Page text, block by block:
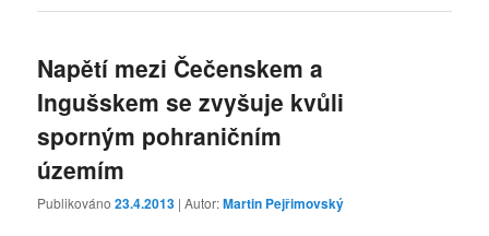
Napětí mezi Čečenskem a
Ingušskem se zvyšuje kvůli
sporným pohraničním
územím
Publikováno23.4.2013 | Autor:Martin Pejřimovský